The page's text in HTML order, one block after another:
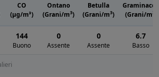
CO
(μg/m³)
Ontano
(Grani/m3)
Betulla
(Grani/m3)
Graminacee
(Grani/m3
144
Buono
0
Assente
0
Assente
6.7
Basso